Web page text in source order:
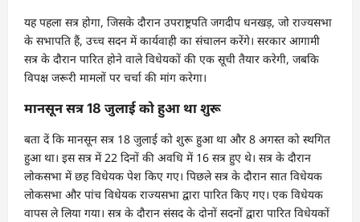
यह पहला सत्र होगा, जिसके दौरान उपराष्ट्रपति जगदीप धनखड़, जो राज्यसभा
के सभापति हैं, उच्च सदन में कार्यवाही का संचालन करेंगे। सरकार आगामी
सत्र के दौरान पारित होने वाले विधेयकों की एक सूची तैयार करेगी, जबकि
विपक्ष जरूरी मामलों पर चर्चा की मांग करेगा।
मानसून सत्र 18 जुलाई को हुआ था शुरू
बता दें कि मानसून सत्र 18 जुलाई को शुरू हुआ था और 8 अगस्त को स्थगित
हुआ था। इस सत्र में 22 दिनों की अवधि में 16 सत्र हुए थे। सत्र के दौरान
लोकसभा में छह विधेयक पेश किए गए। पिछले सत्र के दौरान सात विधेयक
लोकसभा और पांच विधेयक राज्यसभा द्वारा पारित किए गए। एक विधेयक
वापस ले लिया गया। सत्र के दौरान संसद के दोनों सदनों द्वारा पारित विधेयकों